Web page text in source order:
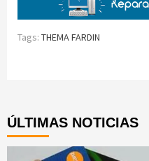
Tags: THEMA FARDIN
ÚLTIMAS NOTICIAS